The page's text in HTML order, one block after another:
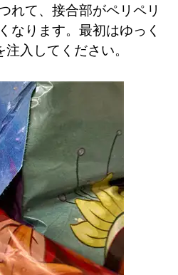
れて、接合部がペリペリ
なります。最初はゆっく
入してください。